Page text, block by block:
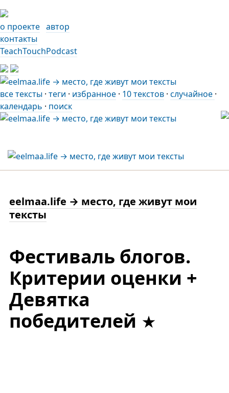
о проекте автор
контакты
TeachTouchPodcast
все тексты · теги · избранное · 10 текстов · случайное ·
календарь · поиск
eelmaa.life → место, где живут мои
тексты
Фестиваль блогов.
Критерии оценки +
Девятка
победителей